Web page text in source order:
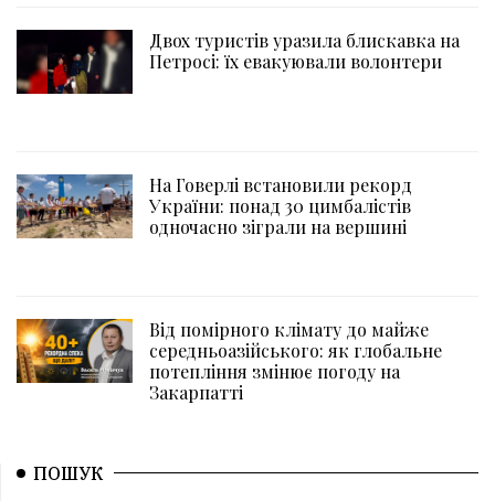
Двох туристів уразила блискавка на
Петросі: їх евакуювали волонтери
На Говерлі встановили рекорд
України: понад 30 цимбалістів
одночасно зіграли на вершині
Від помірного клімату до майже
середньоазійського: як глобальне
потепління змінює погоду на
Закарпатті
ПОШУК